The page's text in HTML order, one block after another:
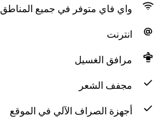
واي فاي متوفر في جميع المناطق
انترنت
مرافق الغسيل
مجفف الشعر
أجهزة الصراف الآلي في الموقع